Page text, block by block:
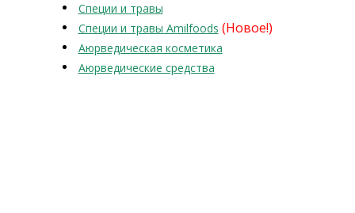
Специи и травы
Специи и травы Amilfoods (Новое!)
Аюрведическая косметика
Аюрведические средства